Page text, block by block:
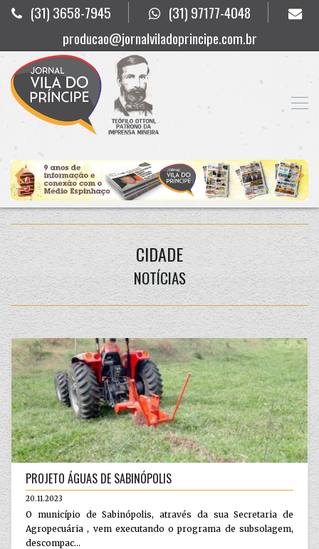
(31) 3658-7945
(31) 97177-4048
producao@jornalviladoprincipe.com.br
CIDADE
NOTÍCIAS
PROJETO ÁGUAS DE SABINÓPOLIS
20.11.2023
O município de Sabinópolis, através da sua Secretaria de
Agropecuária , vem executando o programa de subsolagem,
descompac...